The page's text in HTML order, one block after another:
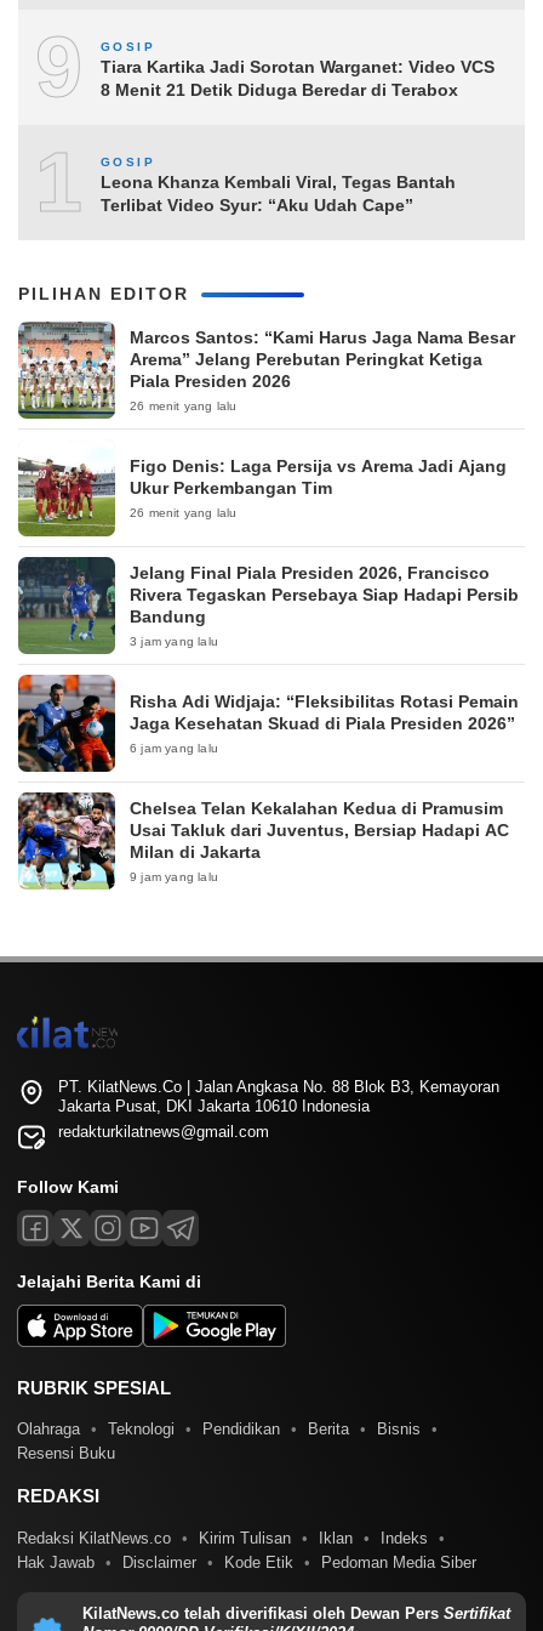
9 GOSIP
Tiara Kartika Jadi Sorotan Warganet: Video VCS
8 Menit 21 Detik Diduga Beredar di Terabox
10
GOSIP
Leona Khanza Kembali Viral, Tegas Bantah
Terlibat Video Syur: “Aku Udah Cape”
PILIHAN EDITOR
Marcos Santos: “Kami Harus Jaga Nama Besar
Arema” Jelang Perebutan Peringkat Ketiga
Piala Presiden 2026
26 menit yang lalu
Figo Denis: Laga Persija vs Arema Jadi Ajang
Ukur Perkembangan Tim
26 menit yang lalu
Jelang Final Piala Presiden 2026, Francisco
Rivera Tegaskan Persebaya Siap Hadapi Persib
Bandung
3 jam yang lalu
Risha Adi Widjaja: “Fleksibilitas Rotasi Pemain
Jaga Kesehatan Skuad di Piala Presiden 2026”
6 jam yang lalu
Chelsea Telan Kekalahan Kedua di Pramusim
Usai Takluk dari Juventus, Bersiap Hadapi AC
Milan di Jakarta
9 jam yang lalu
PT. KilatNews.Co | Jalan Angkasa No. 88 Blok B3, Kemayoran
Jakarta Pusat, DKI Jakarta 10610 Indonesia
redakturkilatnews@gmail.com
Follow Kami
Jelajahi Berita Kami di
RUBRIK SPESIAL
Olahraga Teknologi Pendidikan Berita
Bisnis
Resensi Buku
REDAKSI
Redaksi KilatNews.co Kirim Tulisan Iklan
Indeks
Hak Jawab
Disclaimer Kode Etik Pedoman Media Siber
KilatNews.co telah diverifikasi oleh Dewan Pers Sertifikat